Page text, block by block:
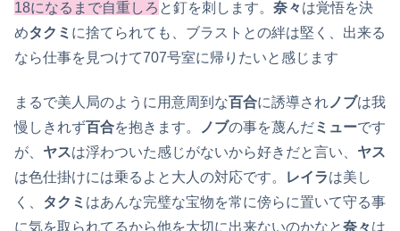
18になるまで自重しろ と釘を刺します。 奈々は覚悟を決
めタクミ に捨てられても、ブラストとの絆は堅く、出来る
なら仕事を見つけて707号室に帰りたいと感じます
まるで美人局のように用意周到な百合に誘導され ノブは我
慢しきれず百合を抱きます。 ノブの事を蔑んだミューです
が、 ヤスは浮わついた感じがないから好きだと言い、 ヤス
は色仕掛けには乗るよと大人の対応です。
レイラは美し
く、 タクミ はあんな完璧な宝物を常に傍らに置いて守る事
に気を取られてるから他を大切に出来ないのかなと奈々は